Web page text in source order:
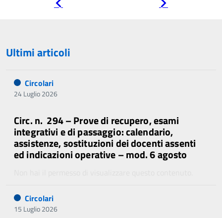
Ultimi articoli
Circolari
24 Luglio 2026
Circ. n. 294 – Prove di recupero, esami
integrativi e di passaggio: calendario,
assistenze, sostituzioni dei docenti assenti
ed indicazioni operative – mod. 6 agosto
Circolari
15 Luglio 2026